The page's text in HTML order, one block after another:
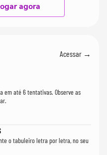
agora
Acessar →
em até 6 tentativas. Observe as
o tabuleiro letra por letra, no seu